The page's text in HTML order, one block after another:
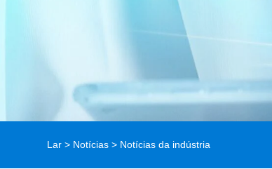
Lar > Notícias > Notícias da indústria